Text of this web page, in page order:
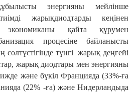
энергияны мейлінше
жарықдиодтарды кеңінен
қайта құрумен
процесіне байланысты
түнгі жарық деңгейі
жарық диодтары мен энергияны
және бүкіл Францияда (33%-ға
(22% -ға) және Нидерландыда